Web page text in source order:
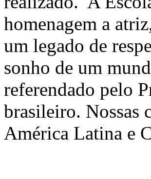
homenagem a
um legado de
sonho de um
referendado pelo
brasileiro. Nossas
América Latina e